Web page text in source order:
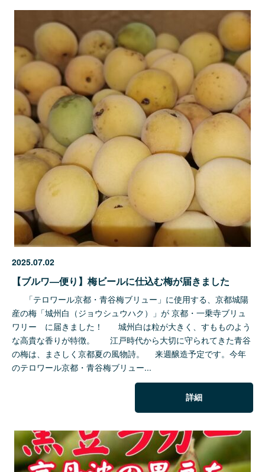
2025.07.02
【ブルワ―便り】梅ビールに仕込む梅が届きました
「テロワール京都・青谷梅ブリュー」に使用する、京都城陽
産の梅「城州白（ジョウシュウハク）」が 京都・一乗寺ブリュ
ワリー に届きました！ 城州白は粒が大きく、すもものよう
な高貴な香りが特徴。 江戸時代から大切に守られてきた青谷
の梅は、まさしく京都夏の風物詩。 来週醸造予定です。今年
のテロワール京都・青谷梅ブリュー...
詳細